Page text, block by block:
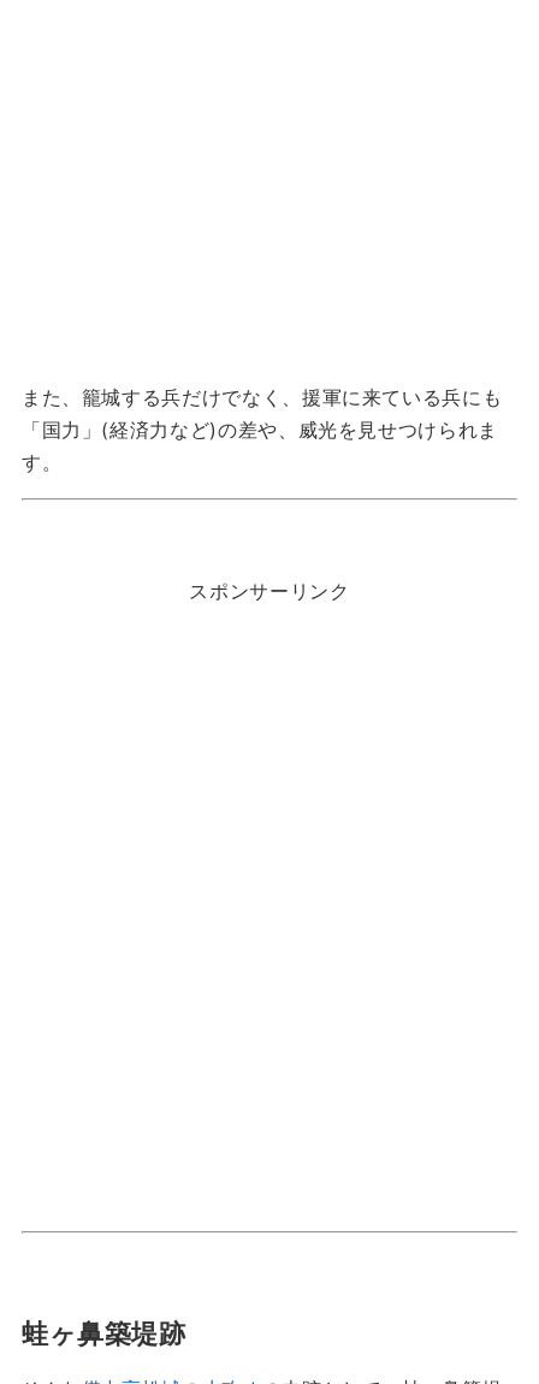
また、籠城する兵だけでなく、援軍に来ている兵にも
「国力」(経済力など)の差や、威光を見せつけられま
す。
スポンサーリンク
蛙ヶ鼻築堤跡